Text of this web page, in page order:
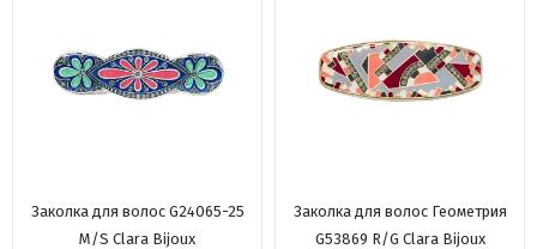
Заколка для волос G24065-25
M/S Clara Bijoux
Заколка для волос Геометрия
G53869 R/G Clara Bijoux